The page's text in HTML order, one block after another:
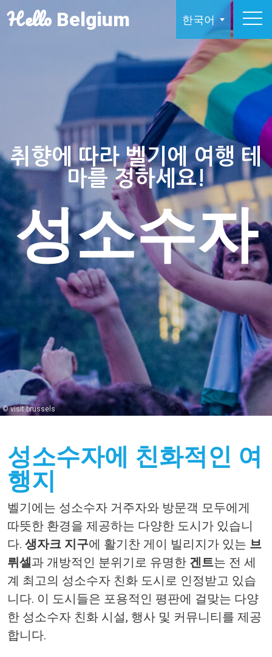
Hello Belgium 한국어
© visit.brussels
취향에 따라 벨기에 여행 테
마를 정하세요!
성소수자
성소수자에 친화적인 여
행지
벨기에는 성소수자 거주자와 방문객 모두에게
따뜻한 환경을 제공하는 다양한 도시가 있습니
다. 생자크 지구에 활기찬 게이 빌리지가 있는 브
뤼셀과 개방적인 분위기로 유명한 겐트는 전 세
계 최고의 성소수자 친화 도시로 인정받고 있습
니다. 이 도시들은 포용적인 평판에 걸맞는 다양
한 성소수자 친화 시설, 행사 및 커뮤니티를 제공
합니다.